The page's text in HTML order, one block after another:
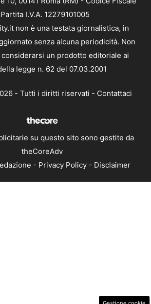
I.V.A. 12279101005
non è una testata giornalistica, in
senza alcuna periodicità. Non
un prodotto editoriale ai
legge n. 62 del 07.03.2001
- Tutti i diritti riservati - Contattaci
su questo sito sono gestite da
theCoreAdv
- Privacy Policy - Disclaimer